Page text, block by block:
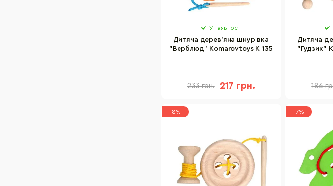
У наявності
Дитяча дерев'яна шнурівка
"Верблюд" Komarovtoys К 135
233 грн. 217 грн.
Дитяча
"Гудзик"
186
-8% -7%